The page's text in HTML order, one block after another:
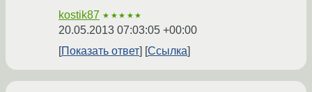
kostik87 ★★★★★
20.05.2013 07:03:05 +00:00
Показать ответ
Ссылка